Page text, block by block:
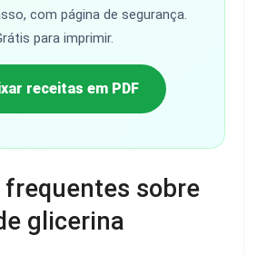
com página de segurança.
para imprimir.
receitas em PDF
sobre
glicerina